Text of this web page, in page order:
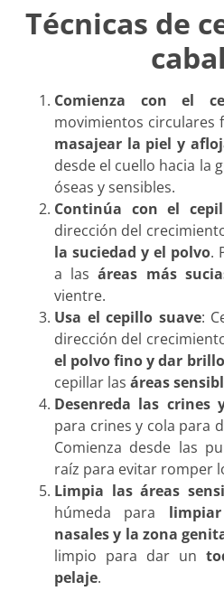
Técnicas de
Comienza con el
movimientos circulares
masajear la piel y
desde el cuello hacia la
óseas y sensibles.
Continúa con el
dirección del
la suciedad y el polvo.
a lasáreas más
vientre.
Usa el cepillo suave:
dirección del
el polvo fino y dar
cepillar las áreas
Desenreda las crines
para crines y cola para
Comienza desde las
raíz para evitar romper
Limpia las áreas
húmeda para
nasales y la zona
limpio para dar un
pelaje.